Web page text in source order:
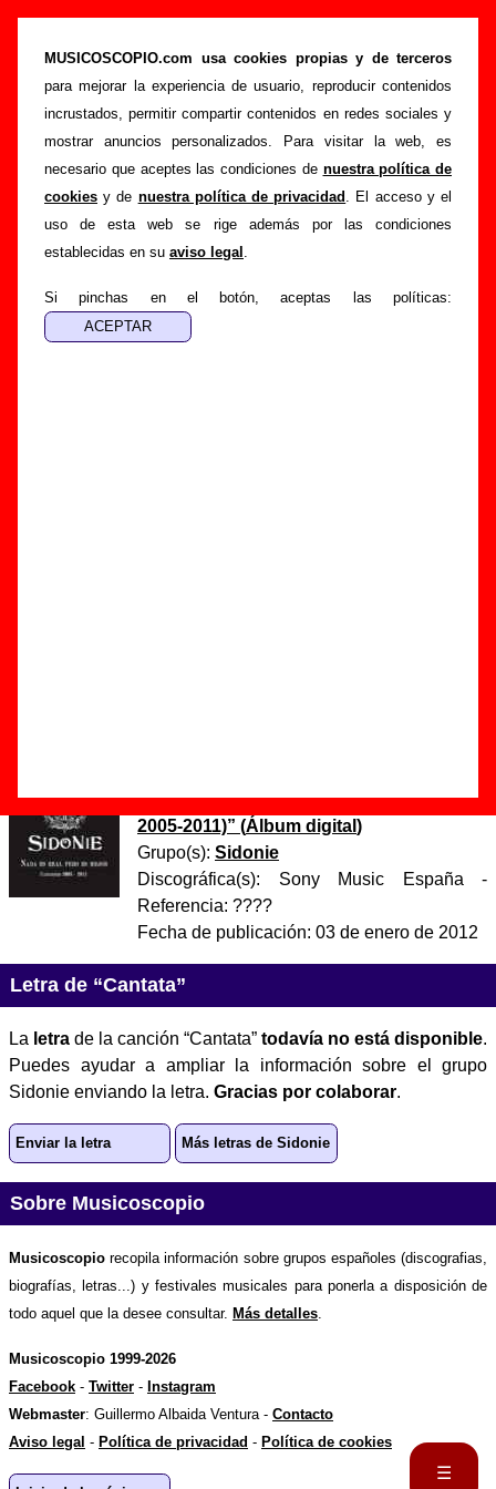
MUSICOSCOPIO.com usa cookies propias y de terceros
para mejorar la experiencia de usuario, reproducir contenidos
incrustados, permitir compartir contenidos en redes sociales y
mostrar anuncios personalizados. Para visitar la web, es
necesario que aceptes las condiciones de nuestra política de
cookies y de nuestra política de privacidad . El acceso y el
uso de esta web se rige además por las condiciones
establecidas en su aviso legal .
Si pinchas en el botón, aceptas las políticas:
“Cantata”, canción de Sidonie (Letra e
información)
☰
Portada >Sidonie >Canciones >Cantata
Esta página pretende recopilar todo tipo de información
sobre lacanción "Cantata" interpretada porSidonie
Además de su letra, también aparecerá información sobre el
autor o los autores, sobre los discos en los que está incluido
este tema, sobre la grabación del mismo, sobre versiones a
información adicional, puedes ayudar acompletar esta
información.
“Nada es real pero es mejor (Canciones
2005-2011)” (Álbum digital )
Grupo(s): Sidonie
Discográfica(s): Sony Music España -
Referencia: ????
Fecha de publicación: 03 de enero de 2012
Letra de “Cantata”
La letra de la canción “Cantata” todavía no está disponible.
Puedes ayudar a ampliar la información sobre el grupo
Sidonie enviando la letra. Gracias por colaborar.
Enviar la letra Más letras de Sidonie
Sobre Musicoscopio
Musicoscopio recopila información sobre grupos españoles (discografias,
biografías, letras...) y festivales musicales para ponerla a disposición de
todo aquel que la desee consultar. Más detalles
Musicoscopio 1999-2026
Facebook - Twitter - Instagram
Webmaster: Guillermo Albaida Ventura - Contacto
Aviso legal - Política de privacidad - Política de cookies